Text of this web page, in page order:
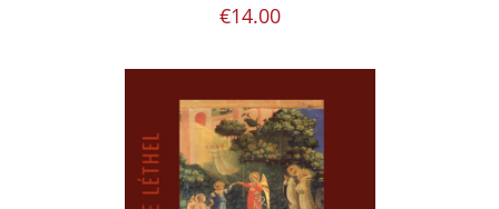
€14.00